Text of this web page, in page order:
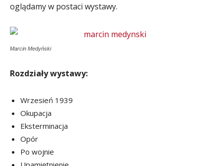
oglądamy w postaci wystawy.
Marcin Medyński
Rozdziały wystawy:
Wrzesień 1939
Okupacja
Eksterminacja
Opór
Po wojnie